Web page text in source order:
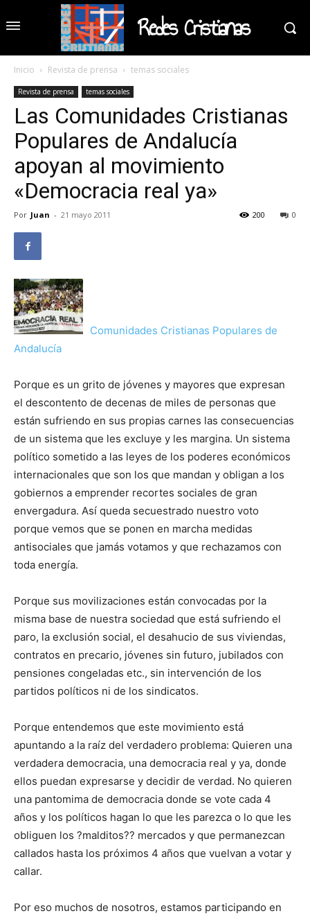
Redes Cristianas
Inicio Revista de prensa temas sociales
Revista de prensa temas sociales
Las Comunidades Cristianas
Populares de Andalucía
apoyan al movimiento
«Democracia real ya»
Por Juan - 21 mayo 2011 0
200
Comunidades Cristianas Populares de
Andalucía
Porque es un grito de jóvenes y mayores que expresan
el descontento de decenas de miles de personas que
están sufriendo en sus propias carnes las consecuencias
de un sistema que les excluye y les margina. Un sistema
político sometido a las leyes de los poderes económicos
internacionales que son los que mandan y obligan a los
gobiernos a emprender recortes sociales de gran
envergadura. Así queda secuestrado nuestro voto
porque vemos que se ponen en marcha medidas
antisociales que jamás votamos y que rechazamos con
toda energía.
Porque sus movilizaciones están convocadas por la
misma base de nuestra sociedad que está sufriendo el
paro, la exclusión social, el desahucio de sus viviendas,
contratos en precario, jóvenes sin futuro, jubilados con
pensiones congeladas etc., sin intervención de los
partidos políticos ni de los sindicatos.
Porque entendemos que este movimiento está
apuntando a la raíz del verdadero problema: Quieren una
verdadera democracia, una democracia real y ya, donde
ellos puedan expresarse y decidir de verdad. No quieren
una pantomima de democracia donde se vote cada 4
años y los políticos hagan lo que les parezca o lo que les
obliguen los ?malditos?? mercados y que permanezcan
callados hasta los próximos 4 años que vuelvan a votar y
callar.
Por eso muchos de nosotros, estamos participando en